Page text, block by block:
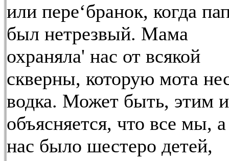
или пере‘бранок, когда
был нетрезвый. Мама
охраняла' нас от всякой
скверны, которую мота
водка. Может быть, этим и
объясняется, что все мы, а
нас было шестеро детей,